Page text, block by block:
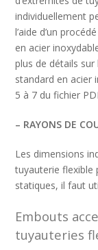
individuellement
l’aide d’un
en acier
plus de détails
standard en acier
5 à 7 du fichier
– RAYONS DE
Les dimensions
tuyauterie flexible
statiques, il faut
Embouts
tuyauteries